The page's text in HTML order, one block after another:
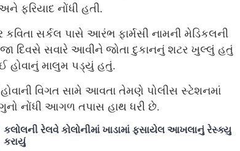
ફરિયાદ નોંધી હતી.
કવિતા સર્કલ પાસે આરંભ ફાર્મસી નામની મેડિકલની
દિવસે સવારે આવીને જોતા દુકાનનું શટર ખુલ્લું હતું
હોવાનું માલુમ પડ્યું હતું.
વિગત સામે આવતા તેમણે પોલીસ સ્ટેશનમાં
નોંધી આગળ તપાસ હાથ ધરી છે.
કલોલની રેલવે કોલોનીમાં ખાડામાં ફસાયેલ આખલાનું રેસ્ક્યુ
કરાયું